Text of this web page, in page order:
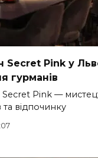
Secret Pink у
гурманів
Secret Pink —
відпочинку